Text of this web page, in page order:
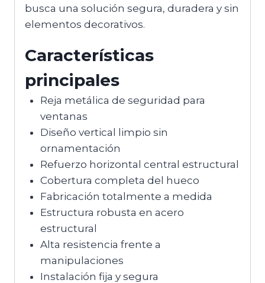
busca una solución segura, duradera y sin
elementos decorativos.
Características
principales
Reja metálica de seguridad para
ventanas
Diseño vertical limpio sin
ornamentación
Refuerzo horizontal central estructural
Cobertura completa del hueco
Fabricación totalmente a medida
Estructura robusta en acero
estructural
Alta resistencia frente a
manipulaciones
Instalación fija y segura